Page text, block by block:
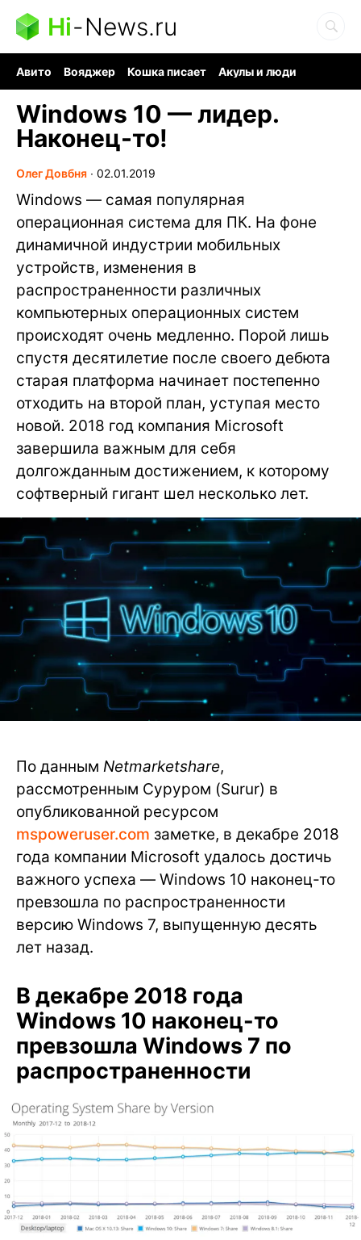
Hi-News.ru
Авито Вояджер Кошка писает
Акулы и люди
Windows 10 — лидер.
Наконец-то!
Олег Довбня ∙ 02.01.2019
Windows — самая популярная
операционная система для ПК. На фоне
динамичной индустрии мобильных
устройств, изменения в
распространенности различных
компьютерных операционных систем
происходят очень медленно. Порой лишь
спустя десятилетие после своего дебюта
старая платформа начинает постепенно
отходить на второй план, уступая место
новой. 2018 год компания Microsoft
завершила важным для себя
долгожданным достижением, к которому
софтверный гигант шел несколько лет.
По данным Netmarketshare,
рассмотренным Суруром (Surur) в
опубликованной ресурсом
mspoweruser.com заметке, в декабре 2018
года компании Microsoft удалось достичь
важного успеха — Windows 10 наконец-то
превзошла по распространенности
версию Windows 7, выпущенную десять
лет назад.
В декабре 2018 года
Windows 10 наконец-то
превзошла Windows 7 по
распространенности